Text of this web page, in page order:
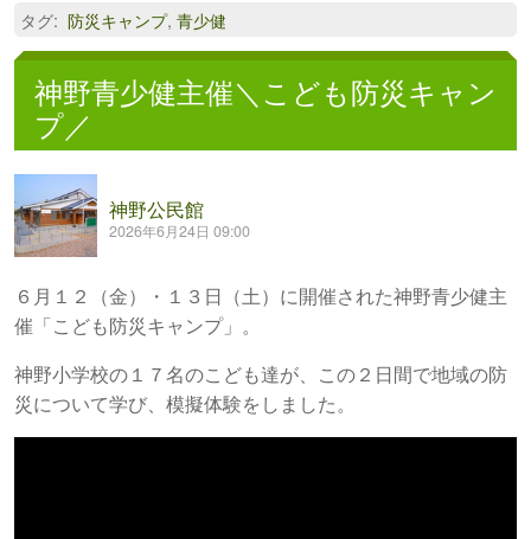
タグ: 防災キャンプ, 青少健
神野青少健主催＼こども防災キャン
プ／
神野公民館
2026年6月24日 09:00
６月１２（金）・１３日（土）に開催された神野青少健主
催「こども防災キャンプ」。
神野小学校の１７名のこども達が、この２日間で地域の防
災について学び、模擬体験をしました。